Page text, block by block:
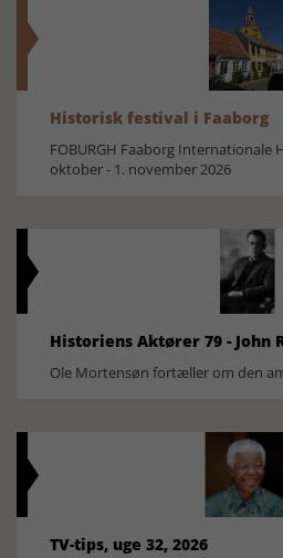
Historisk festival i Faaborg
FOBURGH Faaborg Internationale
oktober - 1. november 2026
Historiens Aktører 79 - John
Ole Mortensøn fortæller om den
TV-tips, uge 32, 2026